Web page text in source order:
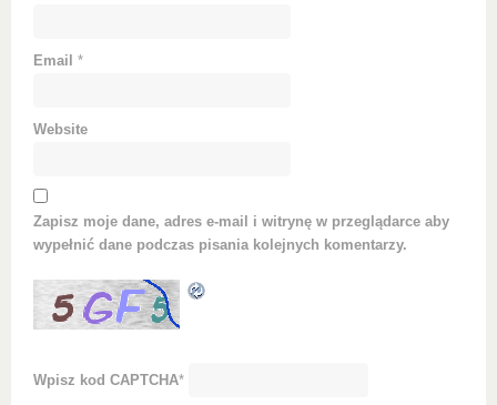
Email *
Website
Zapisz moje dane, adres e-mail i witrynę w przeglądarce aby
wypełnić dane podczas pisania kolejnych komentarzy.
Wpisz kod CAPTCHA*